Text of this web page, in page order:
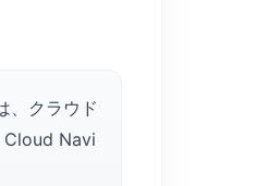
、クラウド
Cloud Navi